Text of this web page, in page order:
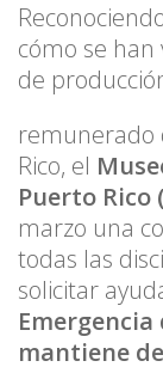
cómo se han
de
remunerado
Rico, el
Puerto Rico
marzo una
todas las
solicitar
mantiene